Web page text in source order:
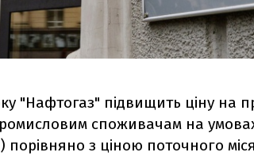
"Нафтогаз" підвищить ціну на
споживачам на
порівняно з ціною поточного